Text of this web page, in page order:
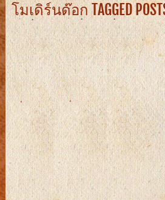
โมเดิร์นด๊อก TAGGED